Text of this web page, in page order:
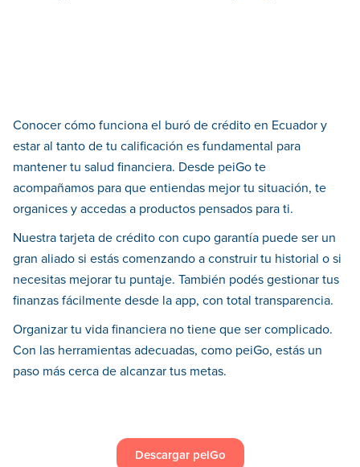
Conocer cómo funciona el buró de crédito en Ecuador y
estar al tanto de tu calificación es fundamental para
mantener tu salud financiera. Desde peiGo te
acompañamos para que entiendas mejor tu situación, te
organices y accedas a productos pensados para ti.
Nuestra tarjeta de crédito con cupo garantía puede ser un
gran aliado si estás comenzando a construir tu historial o si
necesitas mejorar tu puntaje. También podés gestionar tus
finanzas fácilmente desde la app, con total transparencia.
Organizar tu vida financiera no tiene que ser complicado.
Con las herramientas adecuadas, como peiGo, estás un
paso más cerca de alcanzar tus metas.
Descargar peiGo